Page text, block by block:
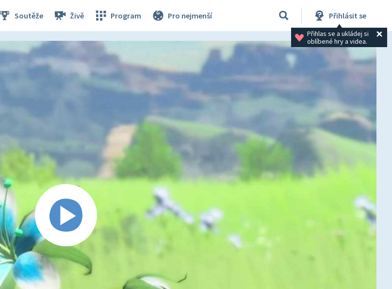
Soutěže Živě Program Pro nejmenší Přihlásit se
Přihlas se a ukládej si
oblíbené hry a videa.